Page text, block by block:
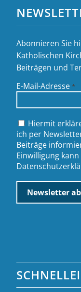
Abonnieren Sie
Katholischen
Beiträgen und
E-Mail-Adresse *
Hiermit
ich per
Beiträge
Einwilligung